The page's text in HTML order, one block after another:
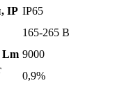
IP IP65
165-265 В
Lm 9000
0,9%